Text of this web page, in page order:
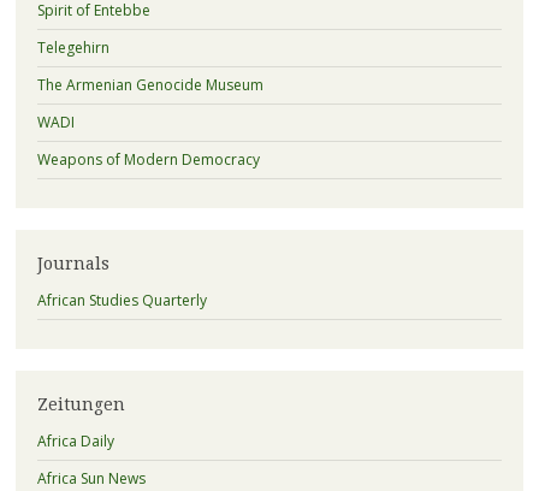
Spirit of Entebbe
Telegehirn
The Armenian Genocide Museum
WADI
Weapons of Modern Democracy
Journals
African Studies Quarterly
Zeitungen
Africa Daily
Africa Sun News